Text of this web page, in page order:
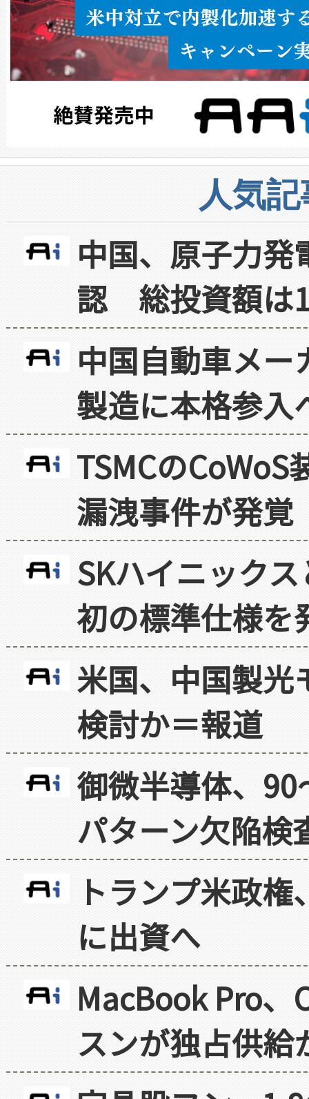
人気
中国、原子力
認 総投資額は
中国自動車メ
製造に本格参入
TSMCの
漏洩事件が発覚
SKハイニック
初の標準仕様を
米国、中国製光
検討か＝報道
御微半導体、
パターン欠陥検
トランプ米政
に出資へ
MacBook Pro
スンが独占供給